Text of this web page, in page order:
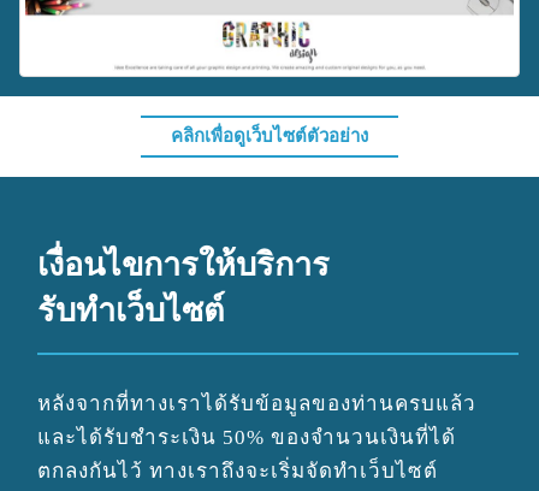
คลิกเพื่อดูเว็บไซต์ตัวอย่าง
เงื่อนไขการให้บริการ
รับทำเว็บไซต์
หลังจากที่ทางเราได้รับข้อมูลของท่านครบแล้ว
และได้รับชำระเงิน 50% ของจำนวนเงินที่ได้
ตกลงกันไว้ ทางเราถึงจะเริ่มจัดทำเว็บไซต์